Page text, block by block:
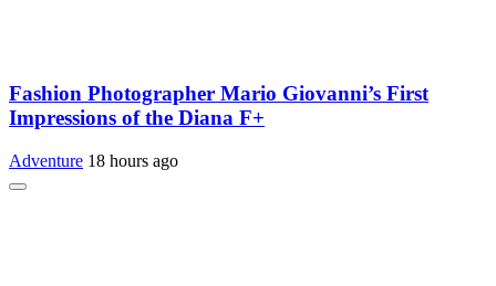
Fashion Photographer Mario Giovanni’s First
Impressions of the Diana F+
Adventure 18 hours ago